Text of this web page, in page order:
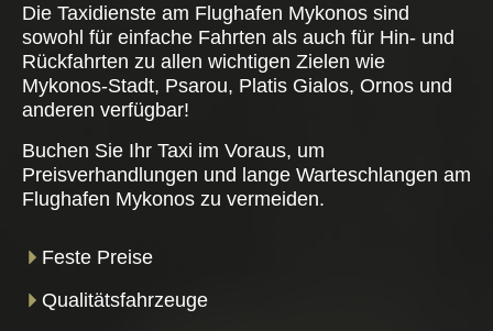
Die Taxidienste am Flughafen Mykonos sind
sowohl für einfache Fahrten als auch für Hin- und
Rückfahrten zu allen wichtigen Zielen wie
Mykonos-Stadt, Psarou, Platis Gialos, Ornos und
anderen verfügbar!
Buchen Sie Ihr Taxi im Voraus, um
Preisverhandlungen und lange Warteschlangen am
Flughafen Mykonos zu vermeiden.
Feste Preise
Qualitätsfahrzeuge